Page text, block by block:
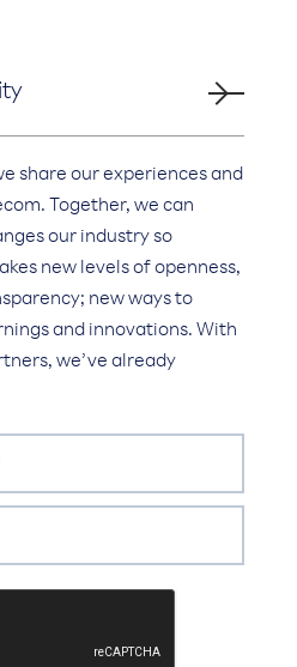
share our experiences and
Together, we can
our industry so
new levels of openness,
new ways to
and innovations. With
we’ve already